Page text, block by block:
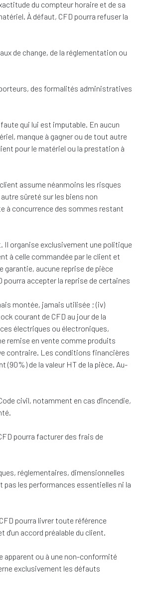
du compteur horaire et de sa
À défaut, CFD pourra refuser la
de change, de la réglementation ou
des formalités administratives
qui lui est imputable. En aucun
manque à gagner ou de tout autre
pour le matériel ou la prestation à
assume néanmoins les risques
sûreté sur les biens non
à concurrence des sommes restant
Il organise exclusivement une politique
à celle commandée par le client et
garantie, aucune reprise de pièce
pourra accepter la reprise de certaines
montée, jamais utilisée ; (iv)
courant de CFD au jour de la
électriques ou électroniques,
remise en vente comme produits
contraire. Les conditions financières
(90%) de la valeur HT de la pièce. Au-
civil, notamment en cas d'incendie,
pourra facturer des frais de
réglementaires, dimensionnelles
les performances essentielles ni la
pourra livrer toute référence
accord préalable du client.
apparent ou à une non-conformité
exclusivement les défauts